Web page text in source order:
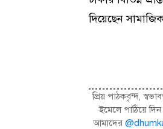
দিয়েছেন
প্রিয় পাঠকবৃন্দ,
ইমেলে পাঠিয়ে
আমাদের